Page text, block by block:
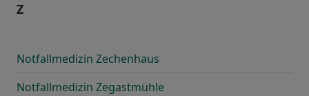
Z
Notfallmedizin Zechenhaus
Notfallmedizin Zegastmühle